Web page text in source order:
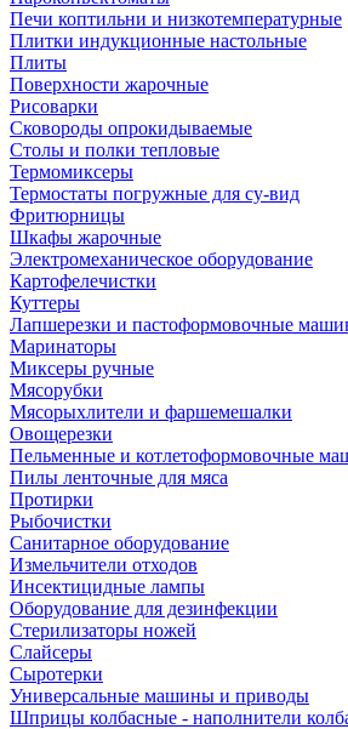
Печи коптильни и низкотемпературные
Плитки индукционные настольные
Плиты
Поверхности жарочные
Рисоварки
Сковороды опрокидываемые
Столы и полки тепловые
Термомиксеры
Термостаты погружные для су-вид
Фритюрницы
Шкафы жарочные
Электромеханическое оборудование
Картофелечистки
Куттеры
Лапшерезки и пастоформовочные
Маринаторы
Миксеры ручные
Мясорубки
Мясорыхлители и фаршемешалки
Овощерезки
Пельменные и котлетоформовочные
Пилы ленточные для мяса
Протирки
Рыбочистки
Санитарное оборудование
Измельчители отходов
Инсектицидные лампы
Оборудование для дезинфекции
Стерилизаторы ножей
Слайсеры
Сыротерки
Универсальные машины и приводы
Шприцы колбасные - наполнители